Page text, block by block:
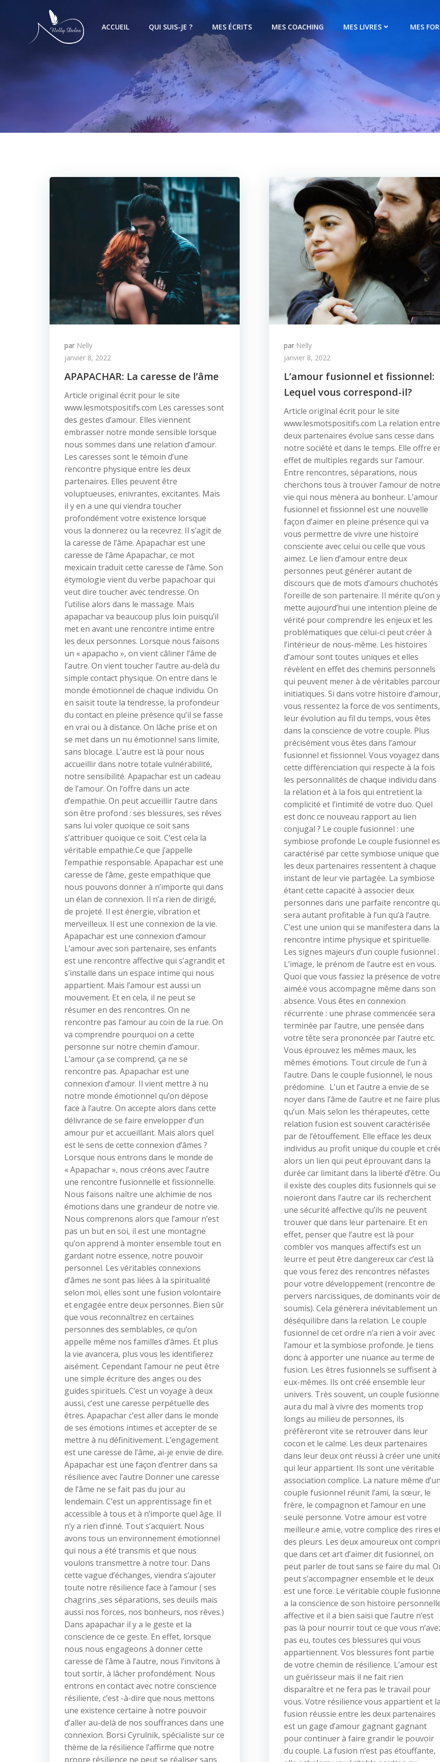
ACCUEIL QUI SUIS-JE ? MES ÉCRITS MES COACHING MES LIVRES MES
par Nelly
janvier 8, 2022
APAPACHAR: La caresse de l’âme
Article original écrit pour le site
www.lesmotspositifs.com Les caresses sont
des gestes d’amour. Elles viennent
embrasser notre monde sensible lorsque
nous sommes dans une relation d’amour.
Les caresses sont le témoin d’une
rencontre physique entre les deux
partenaires. Elles peuvent être
voluptueuses, enivrantes, excitantes. Mais
il y en a une qui viendra toucher
profondément votre existence lorsque
vous la donnerez ou la recevrez. Il s’agit de
la caresse de l’âme. Apapachar est une
caresse de l’âme Apapachar, ce mot
mexicain traduit cette caresse de l’âme. Son
étymologie vient du verbe papachoar qui
veut dire toucher avec tendresse. On
l’utilise alors dans le massage. Mais
apapachar va beaucoup plus loin puisqu’il
met en avant une rencontre intime entre
les deux personnes. Lorsque nous faisons
un « apapacho », on vient câliner l’âme de
l’autre. On vient toucher l’autre au-delà du
simple contact physique. On entre dans le
monde émotionnel de chaque individu. On
en saisit toute la tendresse, la profondeur
du contact en pleine présence qu’il se fasse
en vrai ou à distance. On lâche prise et on
se met dans un nu émotionnel sans limite,
sans blocage. L’autre est là pour nous
accueillir dans notre totale vulnérabilité,
notre sensibilité. Apapachar est un cadeau
de l’amour. On l’offre dans un acte
d’empathie. On peut accueillir l’autre dans
son être profond : ses blessures, ses rêves
sans lui voler quoique ce soit sans
s’attribuer quoique ce soit. C’est cela la
véritable empathie.Ce que j’appelle
l’empathie responsable. Apapachar est une
caresse de l’âme, geste empathique que
nous pouvons donner à n’importe qui dans
un élan de connexion. Il n’a rien de dirigé,
de projeté. Il est énergie, vibration et
merveilleux. Il est une connexion de la vie.
Apapachar est une connexion d’amour
L’amour avec son partenaire, ses enfants
est une rencontre affective qui s’agrandit et
s’installe dans un espace intime qui nous
appartient. Mais l’amour est aussi un
mouvement. Et en cela, il ne peut se
résumer en des rencontres. On ne
rencontre pas l’amour au coin de la rue. On
va comprendre pourquoi on a cette
personne sur notre chemin d’amour.
L’amour ça se comprend, ça ne se
rencontre pas. Apapachar est une
connexion d’amour. Il vient mettre à nu
notre monde émotionnel qu’on dépose
face à l’autre. On accepte alors dans cette
délivrance de se faire envelopper d’un
amour pur et accueillant. Mais alors quel
est le sens de cette connexion d’âmes ?
Lorsque nous entrons dans le monde de
« Apapachar », nous créons avec l’autre
une rencontre fusionnelle et fissionnelle.
Nous faisons naître une alchimie de nos
émotions dans une grandeur de notre vie.
Nous comprenons alors que l’amour n’est
pas un but en soi, il est une montagne
qu’on apprend à monter ensemble tout en
gardant notre essence, notre pouvoir
personnel. Les véritables connexions
d’âmes ne sont pas liées à la spiritualité
selon moi, elles sont une fusion volontaire
et engagée entre deux personnes. Bien sûr
que vous reconnaîtrez en certaines
personnes des semblables, ce qu’on
appelle même nos familles d’âmes. Et plus
la vie avancera, plus vous les identifierez
aisément. Cependant l’amour ne peut être
une simple écriture des anges ou des
guides spirituels. C’est un voyage à deux
aussi, c’est une caresse perpétuelle des
êtres. Apapachar c’est aller dans le monde
de ses émotions intimes et accepter de se
mettre à nu définitivement. L’engagement
est une caresse de l’âme, ai-je envie de dire.
Apapachar est une façon d’entrer dans sa
résilience avec l’autre Donner une caresse
de l’âme ne se fait pas du jour au
lendemain. C’est un apprentissage fin et
accessible à tous et à n’importe quel âge. Il
n’y a rien d’inné. Tout s’acquiert. Nous
avons tous un environnement émotionnel
qui nous a été transmis et que nous
voulons transmettre à notre tour. Dans
cette vague d’échanges, viendra s’ajouter
toute notre résilience face à l’amour ( ses
chagrins ,ses séparations, ses deuils mais
aussi nos forces, nos bonheurs, nos rêves.)
Dans apapachar il y a le geste et la
conscience de ce geste. En effet, lorsque
nous nous engageons à donner cette
caresse de l’âme à l’autre, nous l’invitons à
tout sortir, à lâcher profondément. Nous
entrons en contact avec notre conscience
résiliente, c’est -à-dire que nous mettons
une existence certaine à notre pouvoir
d’aller au-delà de nos souffrances dans une
connexion. Borsi Cyrulnik, spécialiste sur ce
thème de la résilience l’affirme que notre
propre résilience ne peut se réaliser sans
par Nelly
janvier 8, 2022
L’amour fusionnel et fissionnel:
Lequel vous correspond-il?
Article original écrit pour le site
www.lesmotspositifs.com La relation entre
deux partenaires évolue sans cesse dans
notre société et dans le temps. Elle offre
effet de multiples regards sur l’amour.
Entre rencontres, séparations, nous
cherchons tous à trouver l’amour de notre
vie qui nous mènera au bonheur. L’amour
fusionnel et fissionnel est une nouvelle
façon d’aimer en pleine présence qui va
vous permettre de vivre une histoire
consciente avec celui ou celle que vous
aimez. Le lien d’amour entre deux
personnes peut générer autant de
discours que de mots d’amours chuchotés
l’oreille de son partenaire. Il mérite qu’on y
mette aujourd’hui une intention pleine de
vérité pour comprendre les enjeux et les
problématiques que celui-ci peut créer à
l’intérieur de nous-même. Les histoires
d’amour sont toutes uniques et elles
révèlent en effet des chemins personnels
qui peuvent mener à de véritables
initiatiques. Si dans votre histoire d’amour,
vous ressentez la force de vos sentiments,
leur évolution au fil du temps, vous êtes
dans la conscience de votre couple. Plus
précisément vous êtes dans l’amour
fusionnel et fissionnel. Vous voyagez dans
cette différenciation qui respecte à la fois
les personnalités de chaque individu dans
la relation et à la fois qui entretient la
complicité et l’intimité de votre duo. Quel
est donc ce nouveau rapport au lien
conjugal ? Le couple fusionnel : une
symbiose profonde Le couple fusionnel
caractérisé par cette symbiose unique que
les deux partenaires ressentent à chaque
instant de leur vie partagée. La symbiose
étant cette capacité à associer deux
personnes dans une parfaite rencontre
sera autant profitable à l’un qu’à l’autre.
C’est une union qui se manifestera dans la
rencontre intime physique et spirituelle.
Les signes majeurs d’un couple fusionnel :
L’image, le prénom de l’autre est en vous.
Quoi que vous fassiez la présence de
aimé.e vous accompagne même dans son
absence. Vous êtes en connexion
récurrente : une phrase commencée sera
terminée par l’autre, une pensée dans
votre tête sera prononcée par l’autre etc.
Vous éprouvez les mêmes maux, les
mêmes émotions. Tout circule de l’un à
l’autre. Dans le couple fusionnel, le nous
prédomine. L’un et l’autre a envie de se
noyer dans l’âme de l’autre et ne faire plus
qu’un. Mais selon les thérapeutes, cette
relation fusion est souvent caractérisée
par de l’étouffement. Elle efface les deux
individus au profit unique du couple et
alors un lien qui peut éprouvant dans la
durée car limitant dans la liberté d’être.
il existe des couples dits fusionnels qui se
noieront dans l’autre car ils recherchent
une sécurité affective qu’ils ne peuvent
trouver que dans leur partenaire. Et en
effet, penser que l’autre est là pour
combler vos manques affectifs est un
leurre et peut être dangereux car c’est là
que vous ferez des rencontres néfastes
pour votre développement (rencontre de
pervers narcissiques, de dominants voir
soumis). Cela génèrera inévitablement un
déséquilibre dans la relation. Le couple
fusionnel de cet ordre n’a rien à voir avec
l’amour et la symbiose profonde. Je tiens
donc à apporter une nuance au terme de
fusion. Les êtres fusionnels se suffisent à
eux-mêmes. Ils ont créé ensemble leur
univers. Très souvent, un couple
aura du mal à vivre des moments trop
longs au milieu de personnes, ils
préfèreront vite se retrouver dans leur
cocon et le calme. Les deux partenaires
dans leur deux ont réussi à créer une
qui leur appartient. Ils sont une véritable
association complice. La nature même
couple fusionnel réunit l’ami, la sœur, le
frère, le compagnon et l’amour en une
seule personne. Votre amour est votre
meilleur.e ami.e, votre complice des rires
des pleurs. Les deux amoureux ont
que dans cet art d’aimer dit fusionnel, on
peut parler de tout sans se faire du mal.
peut s’accompagner ensemble et le deux
est une force. Le véritable couple
a la conscience de son histoire
affective et il a bien saisi que l’autre n’est
pas là pour nourrir tout ce que vous
pas eu, toutes ces blessures qui vous
appartiennent. Vos blessures font partie
de votre chemin de résilience. L’amour est
un guérisseur mais il ne fait rien
disparaître et ne fera pas le travail pour
vous. Votre résilience vous appartient et
fusion réussie entre les deux partenaires
est un gage d’amour gagnant gagnant
pour continuer à faire grandir le pouvoir
du couple. La fusion n’est pas étouffante,